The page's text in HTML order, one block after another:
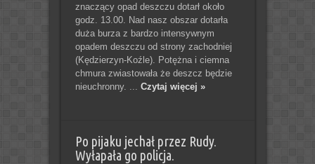
znaczący opad deszczu dotarł około
godz. 13.00. Nad nasz obszar dotarła
duża burza z bardzo intensywnym
opadem deszczu od strony zachodniej
(Kędzierzyn-Koźle). Potężna i ciemna
chmura zwiastowała że deszcz będzie
nieuchronny. ... Czytaj więcej »
Po pijaku jechał przez Rudy.
Wyłapała go policja.